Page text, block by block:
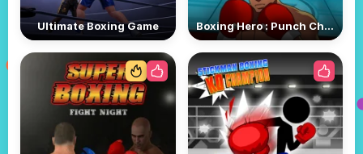
Ultimate Boxing Game Boxing Hero : Punch Champions